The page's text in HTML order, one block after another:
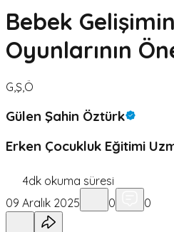
Bebek
Oyunlarının
G,Ş,Ö
Gülen Şahin Öztürk
Erken Çocukluk Eğitimi
4dk okuma süresi
09 Aralık 2025
0 0